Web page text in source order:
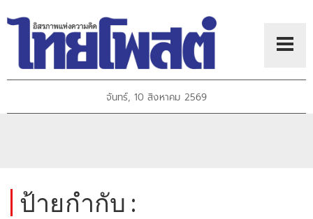
จันทร์, 10 สิงหาคม 2569
ป้ายกำกับ :